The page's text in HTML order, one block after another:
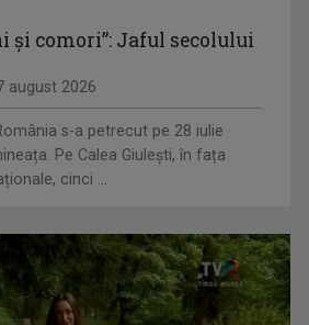
și comori”: Jaful secolului
august 2026
s-a petrecut pe 28 iulie
Pe Calea Giulești, în fața
cinci ...